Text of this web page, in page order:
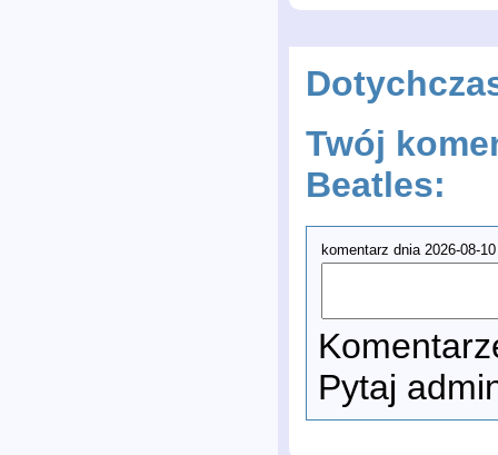
Twój
Beatles:
komentarz dnia 2026-08-
Pytaj